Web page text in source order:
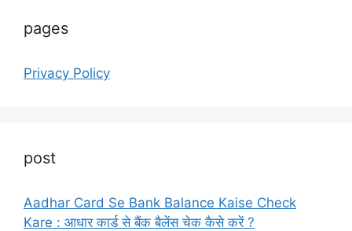
pages
Privacy Policy
post
Aadhar Card Se Bank Balance Kaise Check
Kare : आधार कार्ड से बैंक बैलेंस चेक कैसे करें ?